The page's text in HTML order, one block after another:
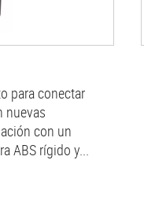
para conectar
nuevas
con un
ABS rígido y...